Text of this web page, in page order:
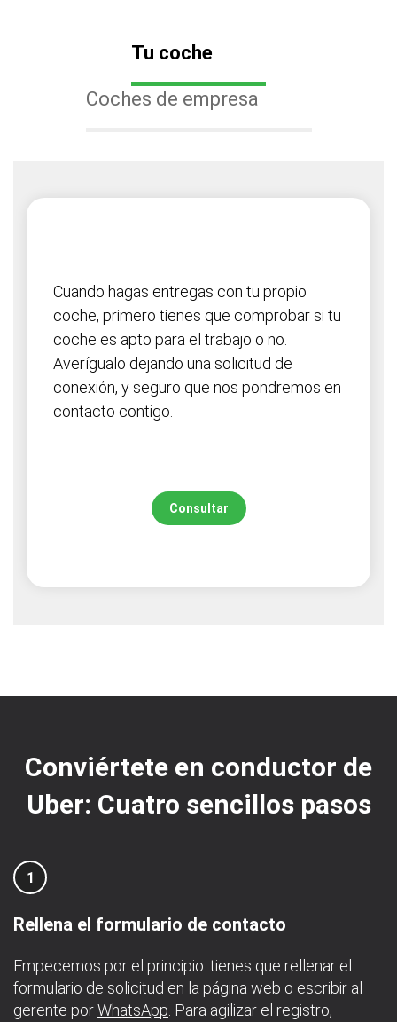
Tu coche
Coches de empresa
Cuando hagas entregas con tu propio
coche, primero tienes que comprobar si tu
coche es apto para el trabajo o no.
Averígualo dejando una solicitud de
conexión, y seguro que nos pondremos en
contacto contigo.
Consultar
Conviértete en conductor de
Uber: Cuatro sencillos pasos
1
Rellena el formulario de contacto
Empecemos por el principio: tienes que rellenar el
formulario de solicitud en la página web o escribir al
gerente porWhatsApp . Para agilizar el registro,